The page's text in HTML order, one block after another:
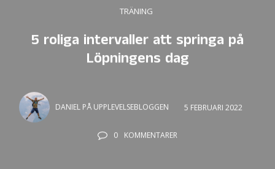
TRÄNING
5 roliga intervaller att springa på
Löpningens dag
DANIEL PÅ UPPLEVELSEBLOGGEN 5 FEBRUARI 2022
0 KOMMENTARER